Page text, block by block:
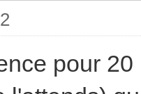
pour